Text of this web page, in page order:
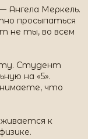
Ангела Меркель.
просыпаться
не ты, во всем
Студент
на «5».
что
к